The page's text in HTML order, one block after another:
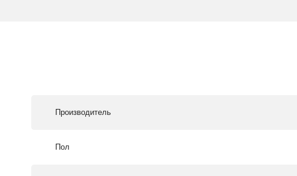
Производитель
Пол